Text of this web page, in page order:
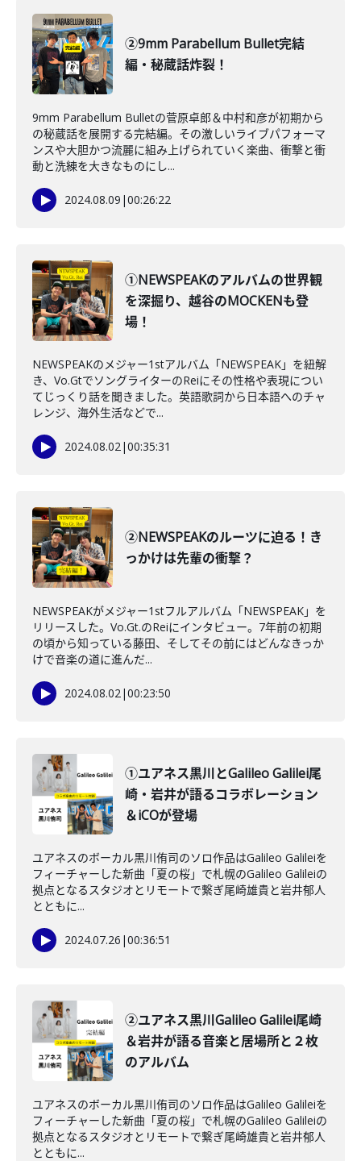
②9mm Parabellum Bullet完結
編・秘蔵話炸裂！
9mm Parabellum Bulletの菅原卓郎＆中村和彦が初期から
の秘蔵話を展開する完結編。その激しいライブパフォーマ
ンスや大胆かつ流麗に組み上げられていく楽曲、衝撃と衝
動と洗練を大きなものにし...
2024.08.09 |00:26:22
①NEWSPEAKのアルバムの世界観
を深掘り、越谷のMOCKENも登
場！
NEWSPEAKのメジャー1stアルバム「NEWSPEAK」を紐解
き、Vo.GtでソングライターのReiにその性格や表現につい
てじっくり話を聞きました。英語歌詞から日本語へのチャ
レンジ、海外生活などで...
2024.08.02|00:35:31
②NEWSPEAKのルーツに迫る！き
っかけは先輩の衝撃？
NEWSPEAKがメジャー1stフルアルバム「NEWSPEAK」を
リリースした。Vo.Gt.のReiにインタビュー。7年前の初期
の頃から知っている藤田、そしてその前にはどんなきっか
けで音楽の道に進んだ...
2024.08.02|00:23:50
①ユアネス黒川とGalileo Galilei尾
崎・岩井が語るコラボレーション
＆iCOが登場
ユアネスのボーカル黒川侑司のソロ作品はGalileo Galileiを
フィーチャーした新曲「夏の桜」で札幌のGalileo Galileiの
拠点となるスタジオとリモートで繋ぎ尾崎雄貴と岩井郁人
とともに...
2024.07.26 |00:36:51
②ユアネス黒川Galileo Galilei尾崎
＆岩井が語る音楽と居場所と２枚
のアルバム
ユアネスのボーカル黒川侑司のソロ作品はGalileo Galileiを
フィーチャーした新曲「夏の桜」で札幌のGalileo Galileiの
拠点となるスタジオとリモートで繋ぎ尾崎雄貴と岩井郁人
とともに...